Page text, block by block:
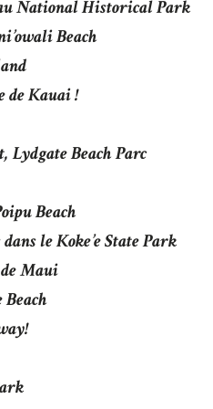
National Historical Park
Beach
de Kauai !
Lydgate Beach Parc
Beach
le Koke’e State Park
Maui